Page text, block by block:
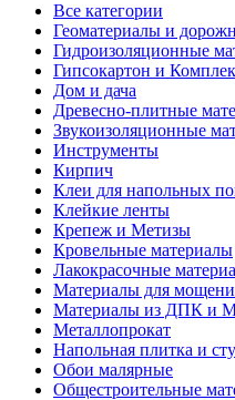
Все категории
Геоматериалы и
Гидроизоляционные
Гипсокартон и
Дом и дача
Древесно-плитные
Звукоизоляционные
Инструменты
Кирпич
Клеи для напольных
Клейкие ленты
Крепеж и Метизы
Кровельные материалы
Лакокрасочные
Материалы для
Материалы из ДПК и
Металлопрокат
Напольная плитка и
Обои малярные
Общестроительные